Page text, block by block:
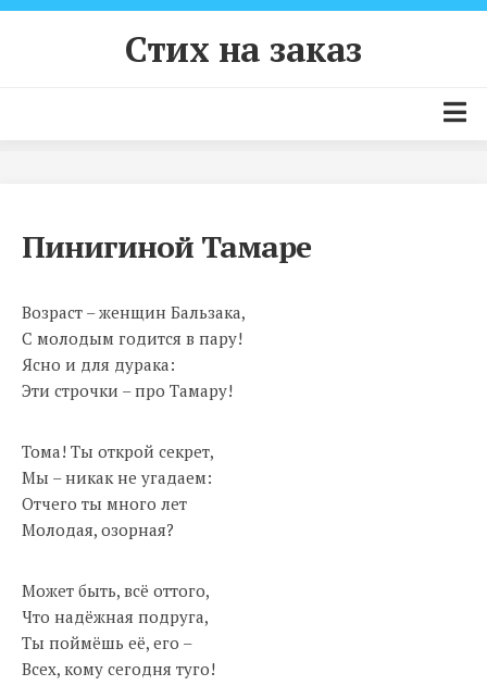
Skip
Стих на заказ
Как заказать стих?
Контакты
Пинигиной Тамаре
Возраст – женщин Бальзака,
С молодым годится в пару!
Ясно и для дурака:
Эти строчки – про Тамару!
Тома! Ты открой секрет,
Мы – никак не угадаем:
Отчего ты много лет
Молодая, озорная?
Может быть, всё оттого,
Что надёжная подруга,
Ты поймёшь её, его –
Всех, кому сегодня туго!